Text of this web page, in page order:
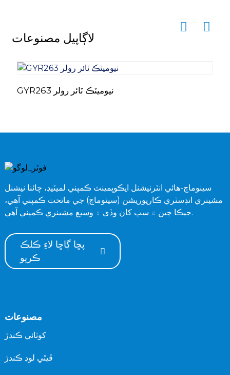
لاڳاپيل مصنوعات
GYR263 نيوميٽڪ ٽائر رولر
سينوماچ-هائي انٽرنيشنل ايڪوپمينٽ ڪمپني لميٽيڊ، چائنا نيشنل
مشينري انڊسٽري ڪارپوريشن (سينوماچ) جي ماتحت ڪمپني آهي،
جيڪا چين ۾ سڀ کان وڏي ۽ وسيع مشينري ڪمپني آهي.
پڇا ڳاڇا لاءِ ڪلڪ
ڪريو
مصنوعات
کوٽائي ڪندڙ
ڦيٿي لوڊ ڪندڙ